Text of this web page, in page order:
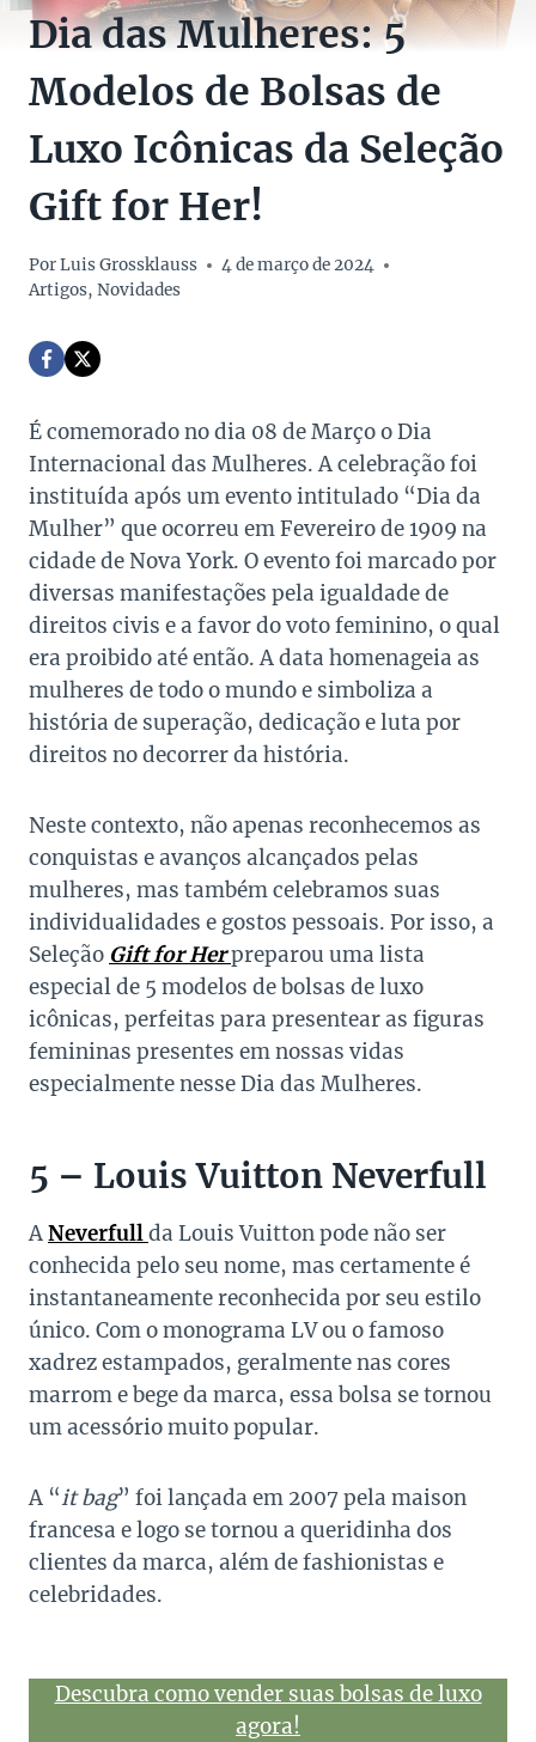
Dia das Mulheres: 5
Modelos de Bolsas de
Luxo Icônicas da Seleção
Gift for Her!
PorLuis Grossklauss
4 de março de 2024
Artigos, Novidades
É comemorado no dia 08 de Março o Dia
Internacional das Mulheres. A celebração foi
instituída após um evento intitulado “Dia da
Mulher” que ocorreu em Fevereiro de 1909 na
cidade de Nova York. O evento foi marcado por
diversas manifestações pela igualdade de
direitos civis e a favor do voto feminino, o qual
era proibido até então. A data homenageia as
mulheres de todo o mundo e simboliza a
história de superação, dedicação e luta por
direitos no decorrer da história.
Neste contexto, não apenas reconhecemos as
conquistas e avanços alcançados pelas
mulheres, mas também celebramos suas
individualidades e gostos pessoais. Por isso, a
Seleção Gift for Herpreparou uma lista
especial de 5 modelos de bolsas de luxo
icônicas, perfeitas para presentear as figuras
femininas presentes em nossas vidas
especialmente nesse Dia das Mulheres.
5 – Louis Vuitton Neverfull
ANeverfullda Louis Vuitton pode não ser
conhecida pelo seu nome, mas certamente é
instantaneamente reconhecida por seu estilo
único. Com o monograma LV ou o famoso
xadrez estampados, geralmente nas cores
marrom e bege da marca, essa bolsa se tornou
um acessório muito popular.
A “it bag” foi lançada em 2007 pela maison
francesa e logo se tornou a queridinha dos
clientes da marca, além de fashionistas e
celebridades.
Descubra como vender suas bolsas de luxo
agora!